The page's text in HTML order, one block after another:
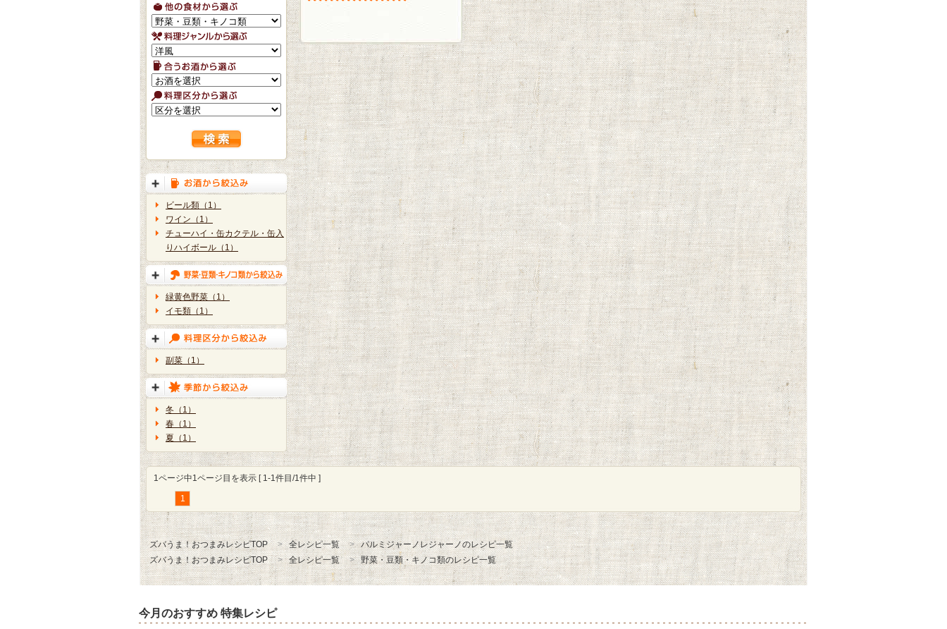
ビール類（1）
ワイン（1）
チューハイ・缶カクテル・缶入
りハイボール（1）
緑黄色野菜（1）
イモ類（1）
副菜（1）
冬（1）
春（1）
夏（1）
1ページ中1ページ目を表示 [ 1-1件目/1件中 ]
1
ズバうま！おつまみレシピTOP 全レシピ一覧
パルミジャーノレジャーノのレシピ一覧
ズバうま！おつまみレシピTOP
全レシピ一覧 野菜・豆類・キノコ類のレシピ一覧
今月のおすすめ 特集レシピ